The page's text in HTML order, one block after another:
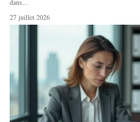
dans…
27 juillet 2026